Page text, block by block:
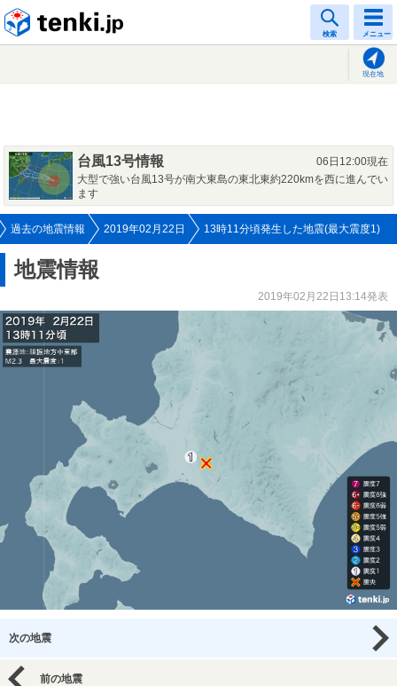
検索 メニュー
現在地
台風13号情報
06日12:00現在
大型で強い台風13号が南大東島の東北東約220kmを西に進んでい
ます
過去の地震情報 2019年02月22日 13時11分頃発生した地震(最大震度1)
地震情報
2019年02月22日13:14発表
次の地震
前の地震